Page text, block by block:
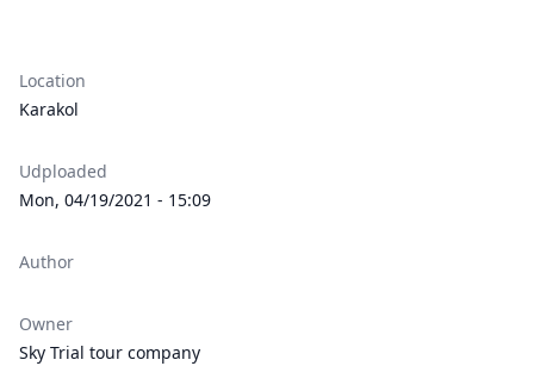
Location
Karakol
Udploaded
Mon, 04/19/2021 - 15:09
Author
Owner
Sky Trial tour company